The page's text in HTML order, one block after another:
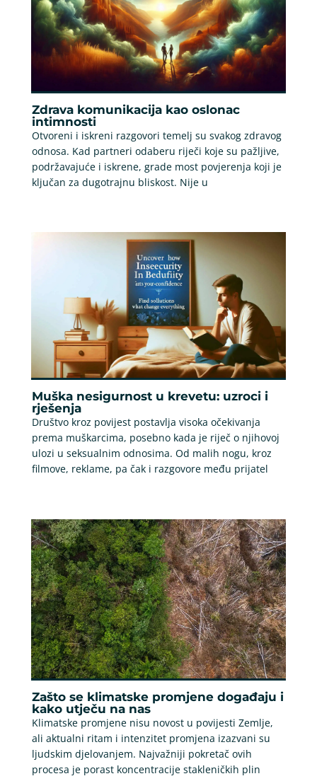
Zdrava komunikacija kao oslonac
intimnosti
Otvoreni i iskreni razgovori temelj su svakog zdravog
odnosa. Kad partneri odaberu riječi koje su pažljive,
podržavajuće i iskrene, grade most povjerenja koji je
ključan za dugotrajnu bliskost. Nije u
Muška nesigurnost u krevetu: uzroci i
rješenja
Društvo kroz povijest postavlja visoka očekivanja
prema muškarcima, posebno kada je riječ o njihovoj
ulozi u seksualnim odnosima. Od malih nogu, kroz
filmove, reklame, pa čak i razgovore među prijatel
Zašto se klimatske promjene događaju i
kako utječu na nas
Klimatske promjene nisu novost u povijesti Zemlje,
ali aktualni ritam i intenzitet promjena izazvani su
ljudskim djelovanjem. Najvažniji pokretač ovih
procesa je porast koncentracije stakleničkih plin